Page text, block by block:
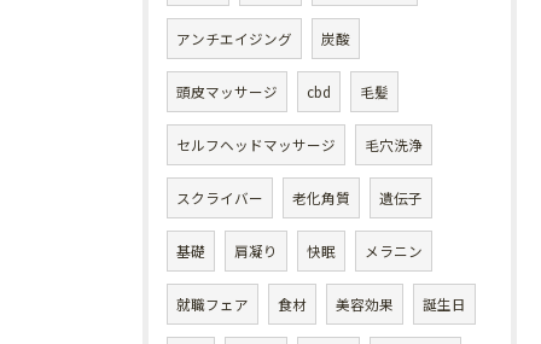
アンチエイジング 炭酸
頭皮マッサージ cbd 毛髪
セルフヘッドマッサージ 毛穴洗浄
スクライバー 老化角質 遺伝子
基礎 肩凝り 快眠 メラニン
就職フェア 食材 美容効果 誕生日